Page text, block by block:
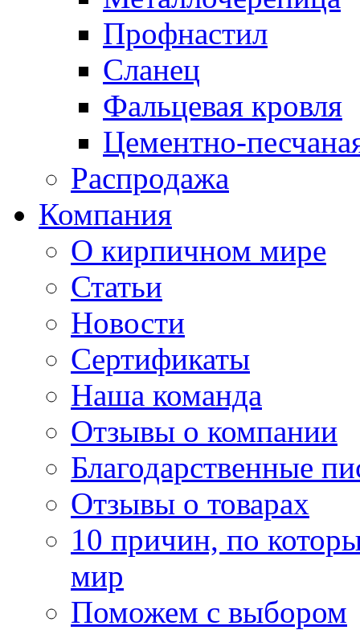
Профнастил
Сланец
Фальцевая кровля
Цементно-
Распродажа
Компания
О кирпичном мире
Статьи
Новости
Сертификаты
Наша команда
Отзывы о компании
Благодарственные
Отзывы о товарах
10 причин, по
мир
Поможем с выбором